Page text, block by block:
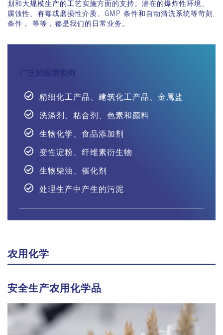
划和大规模生产的工艺实施方面的支持。潜在的爆炸性环境、
腐蚀性、有毒或磨损性介质、 GMP 条件和自动清洗系统等苛刻
条件，
等等，都是我们的日常业务。
广泛的应用实例
精细化工产品、建筑化工产品、金属盐
洗涤剂、粘合剂、色素和颜料
生物化学、食品添加剂
变性淀粉、纤维素衍生物
生物柴油、催化剂
处理生产中产生的污泥
农用化学
安全生产农用化学品